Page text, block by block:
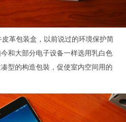
革包装盒，以前说过的环境保护简
和大部分电子设备一样选用乳白色
型的构造包裝，促使室内空间用的